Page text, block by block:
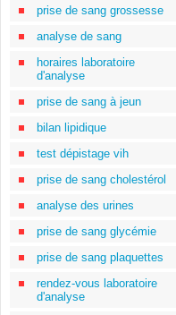
prise de sang grossesse
analyse de sang
horaires laboratoire
d'analyse
prise de sang à jeun
bilan lipidique
test dépistage vih
prise de sang cholestérol
analyse des urines
prise de sang glycémie
prise de sang plaquettes
rendez-vous laboratoire
d'analyse